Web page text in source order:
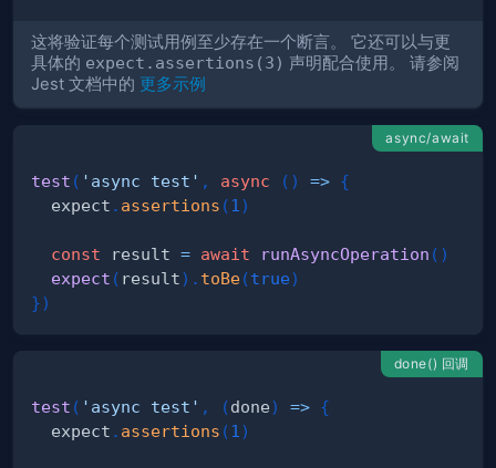
这将验证每个测试用例至少存在一个断言。 它还可以与更
具体的 expect.assertions(3) 声明配合使用。 请参阅
Jest 文档中的 更多示例
async/await
test ( 'async test' , async ( ) => {
  expect
. assertions (1 )
const result = await runAsyncOperation ( )
expect ( result) . toBe(true)
})
done() 回调
test ( 'async test' , (done) => {
  expect
. assertions (1 )